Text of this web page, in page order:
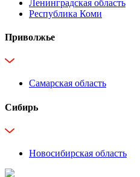
Ленинградская область
Республика Коми
Приволжье
Самарская область
Сибирь
Новосибирская область